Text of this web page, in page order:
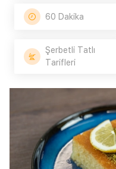
60 Dakika
Şerbetli Tatlı
Tarifleri